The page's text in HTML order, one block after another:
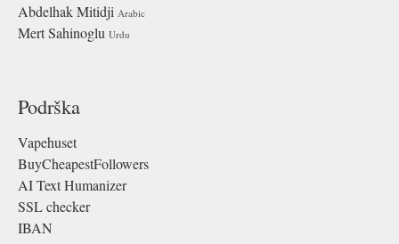
Abdelhak Mitidji Arabic
Mert Sahinoglu Urdu
Podrška
Vapehuset
BuyCheapestFollowers
AI Text Humanizer
SSL checker
IBAN